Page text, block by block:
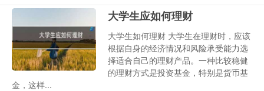
大学生应如何理财
大学生如何理财 大学生在理财时，应该
根据自身的经济情况和风险承受能力选
择适合自己的理财产品。一种比较稳健
的理财方式是投资基金，特别是货币基
金，这样...